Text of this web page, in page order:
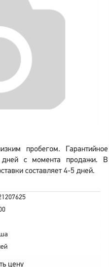
пробегом. Гарантийное
с момента продажи. В
составляет 4-5 дней.
цену